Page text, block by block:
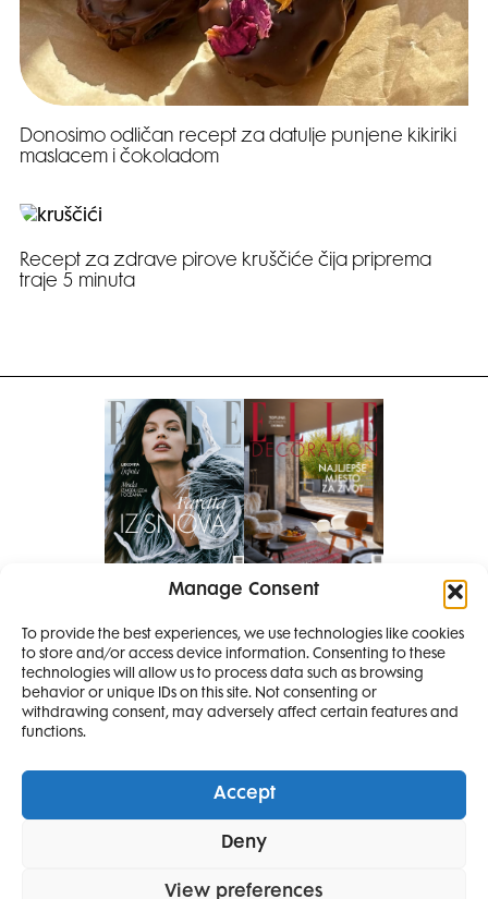
Manage Consent
To provide the best experiences, we use technologies like cookies
to store and/or access device information. Consenting to these
technologies will allow us to process data such as browsing
behavior or unique IDs on this site. Not consenting or
withdrawing consent, may adversely affect certain features and
functions.
Accept
Deny
View preferences
Donosimo odličan recept za datulje punjene kikiriki
maslacem i čokoladom
Recept za zdrave pirove kruščiće čija priprema
traje 5 minuta
Pretplati se na časopis
PRETPLATITE SE
Elle ProjectsElle Beauty AwardsElle Style Awards
LifestyleDecoration
SMANJI
4 IZDANJA
I 2 IZDANJA ELLE
DECORATIONA +
POKLON
SAMO